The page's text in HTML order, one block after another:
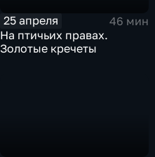
25 апреля
46 мин
На птичьих правах.
Золотые кречеты